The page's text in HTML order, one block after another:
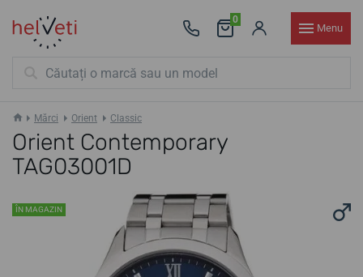
0
Menu
Mărci Orient Classic
Orient Contemporary
TAG03001D
ÎN MAGAZIN